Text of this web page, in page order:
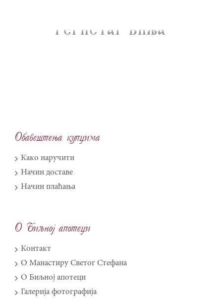
REGISTAR BIQA
Obave{tewa kupcima
Како наручити
Начин доставе
Начин плаћања
O Biqnoj apoteci
Контакт
О Манастиру Светог Стефана
О Биљној апотеци
Галерија фотографија